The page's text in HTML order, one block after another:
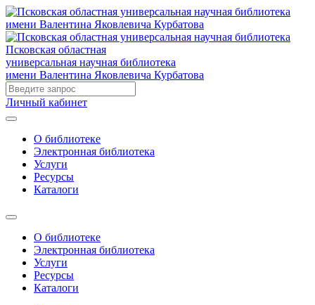
Псковская областная
универсальная научная библиотека
имени Валентина Яковлевича Курбатова
Личный кабинет
О библиотеке
Электронная библиотека
Услуги
Ресурсы
Каталоги
О библиотеке
Электронная библиотека
Услуги
Ресурсы
Каталоги